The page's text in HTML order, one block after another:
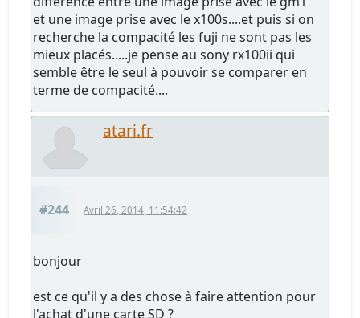
et une image prise avec le x100s....et puis si on
recherche la compacité les fuji ne sont pas les
mieux placés.....je pense au sony rx100ii qui
semble être le seul à pouvoir se comparer en
terme de compacité....
atari.fr
#244 Avril 26, 2014, 11:54:42
bonjour
est ce qu'il y a des chose à faire attention pour
l'achat d'une carte SD ?